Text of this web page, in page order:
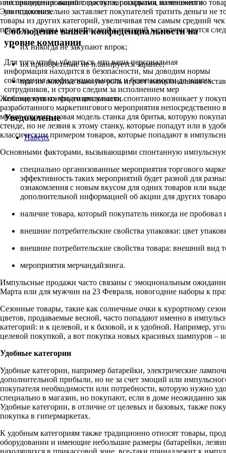
или проведение акций с высокими скидками на множество
Это подсознательно заставляет покупателей тратить деньги
товары из других категорий, увеличивая тем самым средний
правило, товары из импульсной категорий характеризуются
их никогда не закупают впрок;
их приобретение не планируется заранее;
при их покупке важную роль играет эмоциональная
Желание купить что-то импульсно, спонтанно возникает у
разработанного маркетингового мероприятия
может служить новая модель станка для бритья, которую
стенде, но не лезвия к этому станку, которые попадут или в
классическим примером товаров, которые попадают в
Основными факторами, вызывающими спонтанную импульсную
специально организованные мероприятия торгового
эффективность таких мероприятий будет разной для
ознакомления с новым вкусом для одних товаров или
дополнительной информацией об акции для других
наличие товара, который покупатель никогда не
внешние потребительские свойства упаковки: цвет
внешние потребительские свойства товара: внешний вид
мероприятия мерчандайзинга.
Импульсные продажи часто связаны с эмоциональным
Марта или для мужчин на 23 Февраля, новогодние наборы к
Сезонные товары, такие как солнечные очки к курортному
цветов, продаваемые весной, часто попадают именно в
категорий: и к целевой, и к базовой, и к удобной. Например,
целевой покупкой, а вот покупка новых красивых шампуров –
Удобные категории
Удобные категории, например батарейки, электрические
дополнительной прибыли, но не за счет эмоций или
покупателя необходимости или потребности, которую нужно
специально в магазин, но покупают, если в доме неожиданно
Удобные категории, в отличие от целевых и базовых, также
покупка в гипермаркетах.
К удобным категориям также традиционно относят товары,
оборудовании и имеющие небольшие размеры (батарейки,
находящихся в прикассовой зоне, все-таки принадлежит к
несанкционированного доступа, раскрытия, изменения и
уничтожения.
Соблюдение вашей конфиденциальности на
уровне компании
Для того чтобы убедиться, что ваша персональная
информация находится в безопасности, мы доводим нормы
соблюдения конфиденциальности и безопасности до наших
сотрудников, и строго следим за исполнением мер
соблюдения конфиденциальности.
Уведомление
Наверх